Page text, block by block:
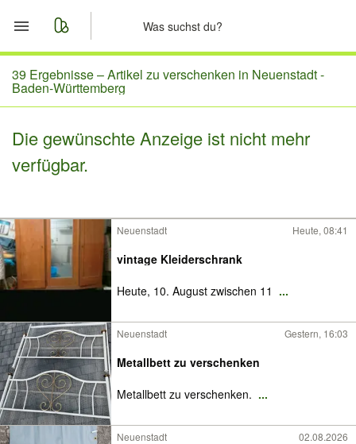
Start
Merkliste
Nachrichten
39 Ergebnisse –Artikel zu verschenken in Neuenstadt -
Baden-Württemberg
Die gewünschte Anzeige ist nicht mehr
verfügbar.
Neuenstadt Heute, 08:41
vintage Kleiderschrank
Heute, 10. August zwischen 11 ...
Neuenstadt Gestern, 16:03
Metallbett zu verschenken
Metallbett zu verschenken. ...
Neuenstadt 02.08.2026